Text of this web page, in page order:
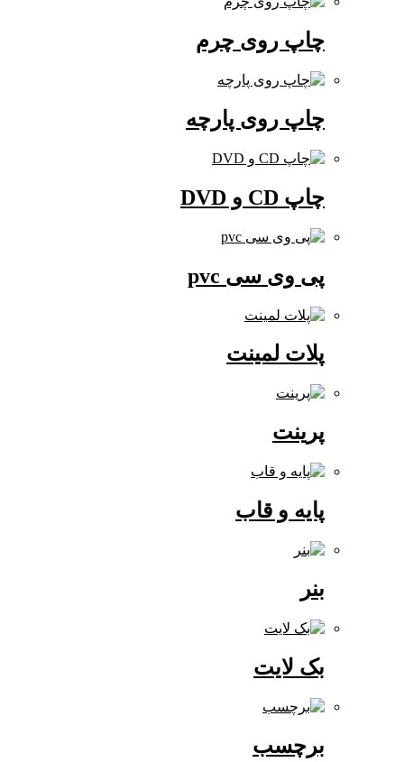
چاپ روی چرم
چاپ روی پارچه
پی وی سی pvc
پلات لمینت
پایه و قاب